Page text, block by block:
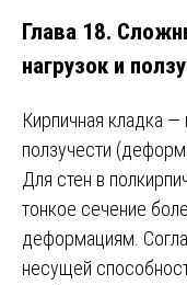
Глава 18.
нагрузок и
Кирпичная кладка
ползучести
Для стен в
тонкое сечение
деформациям.
несущей